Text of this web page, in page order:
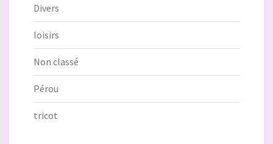
Divers
loisirs
Non classé
Pérou
tricot